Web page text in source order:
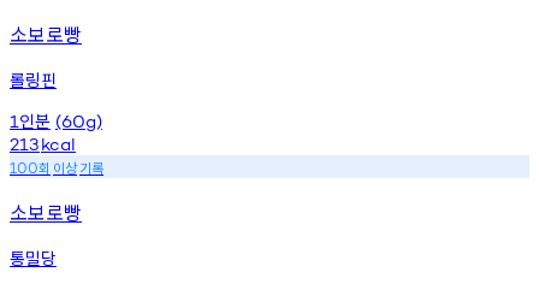
소보로빵
롤링핀
1 인분 (60g)
213kcal
100회 이상기록
소보로빵
통밀당